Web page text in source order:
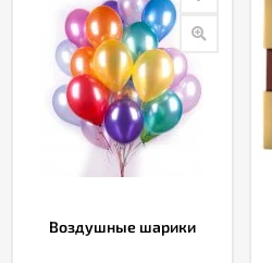
Воздушные шарики